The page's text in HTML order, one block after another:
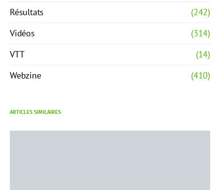
Résultats
(242)
Vidéos
(314)
VTT
(14)
Webzine
(410)
ARTICLES SIMILAIRES